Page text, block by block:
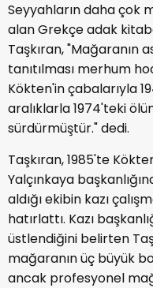
Seyyahların daha çok
alan Grekçe adak
Taşkıran, "Mağaranın
tanıtılması merhum
Kökten'in çabalarıyla
aralıklarla 1974'teki
sürdürmüştür." dedi.
Taşkıran, 1985'te
Yalçınkaya
aldığı ekibin kazı
hatırlattı. Kazı
üstlendiğini belirten
mağaranın üç büyük
ancak profesyonel